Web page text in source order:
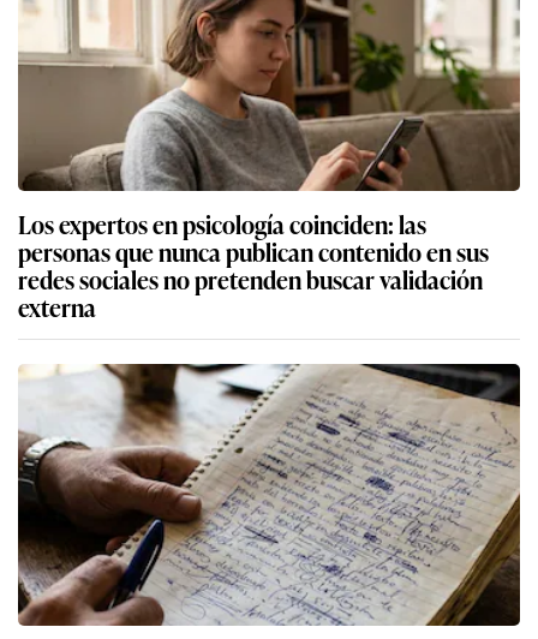
Los expertos en psicología coinciden: las
personas que nunca publican contenido en sus
redes sociales no pretenden buscar validación
externa